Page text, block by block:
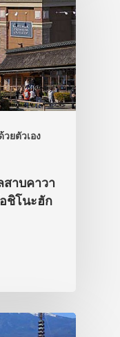
ยตัวเอง
สาบคาวา
ชิโนะฮัก